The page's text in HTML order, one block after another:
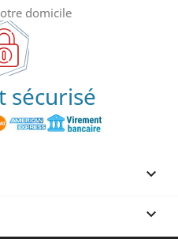
domicile
sécurisé

